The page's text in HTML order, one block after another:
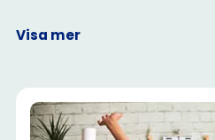
Visa mer